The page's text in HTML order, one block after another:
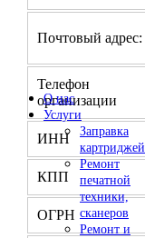
О нас
Услуги
Заправка
картриджей
Ремонт
печатной
техники,
сканеров
Ремонт и
Почтовый адрес:
Телефон
организации
ИНН
КПП
ОГРН